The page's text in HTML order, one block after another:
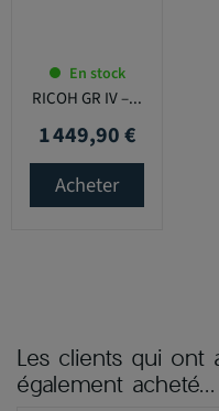
En stock
RICOH GR IV –...
Prix
1 449,90 €
Acheter
Les clients qui ont
également acheté...